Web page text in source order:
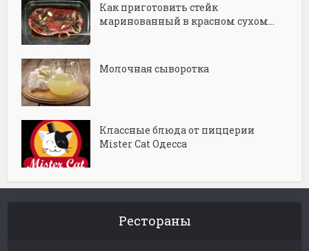
Как приготовить стейк
маринованный в красном сухом...
Молочная сыворотка
Классные блюда от пиццерии
Mister Cat Одесса
Рестораны